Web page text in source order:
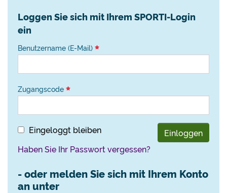
Loggen Sie sich mit Ihrem SPORTI-Login
ein
Benutzername (E-Mail)
Zugangscode
Eingeloggt bleiben
Einloggen
Haben Sie Ihr Passwort vergessen?
- oder melden Sie sich mit Ihrem Konto
an unter